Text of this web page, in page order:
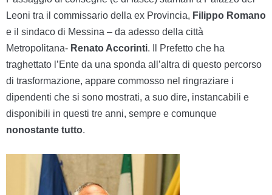
Leoni tra il commissario della ex Provincia, Filippo Romano
e il sindaco di Messina – da adesso della città
Metropolitana- Renato Accorinti. Il Prefetto che ha
traghettato l’Ente da una sponda all’altra di questo percorso
di trasformazione, appare commosso nel ringraziare i
dipendenti che si sono mostrati, a suo dire, instancabili e
disponibili in questi tre anni, sempre e comunque
nonostante tutto.